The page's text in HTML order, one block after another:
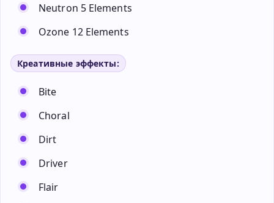
Neutron 5 Elements
Ozone 12 Elements
Креативные эффекты:
Bite
Choral
Dirt
Driver
Flair